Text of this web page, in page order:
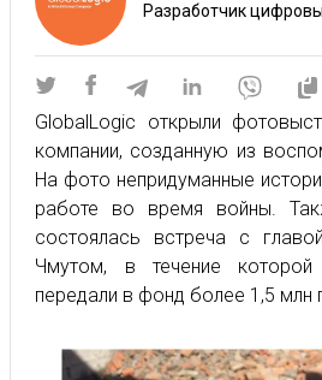
Разработчик
GlobalLogic открыли
компании, созданную из
На фото непридуманные
работе во время войны.
состоялась встреча с
Чмутом, в течение
передали в фонд более 1,5 млн